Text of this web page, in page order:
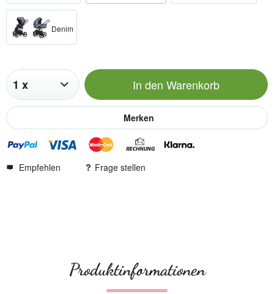
Denim
In den Warenkorb
Merken
Empfehlen Frage stellen
Produktinformationen